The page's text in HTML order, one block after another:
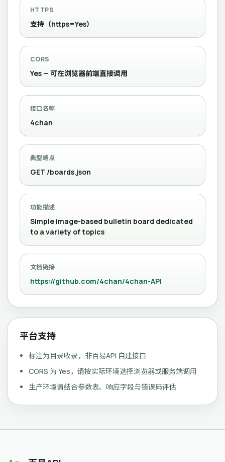
HTTPS
支持（https=Yes）
CORS
Yes — 可在浏览器前端直接调用
接口名称
4chan
典型端点
GET /boards.json
功能描述
Simple image-based bulletin board dedicated
to a variety of topics
文档链接
https://github.com/4chan/4chan-API
平台支持
标注为目录收录，非百易API 自建接口
CORS 为 Yes，请按实际环境选择浏览器或服务端调用
生产环境请结合参数表、响应字段与错误码评估